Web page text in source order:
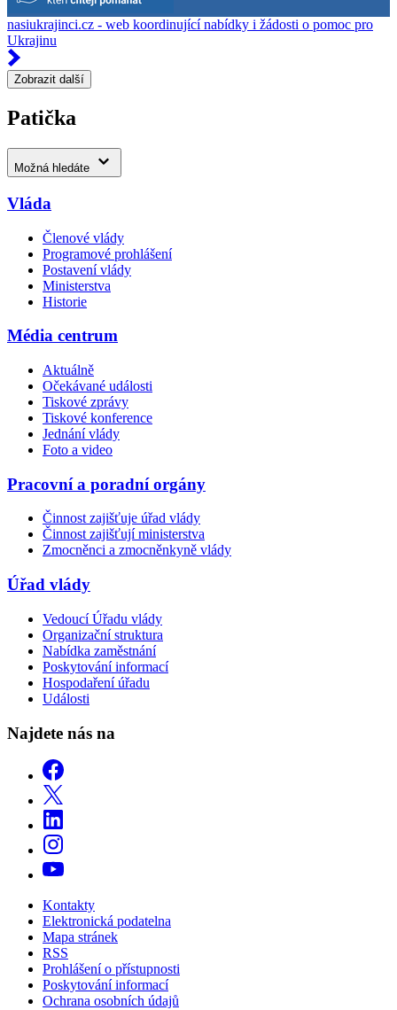
nasiukrajinci.cz - web koordinující nabídky i žádosti o pomoc pro
Ukrajinu
Zobrazit další
Patička
Možná hledáte
Vláda
Členové vlády
Programové prohlášení
Postavení vlády
Ministerstva
Historie
Média centrum
Aktuálně
Očekávané události
Tiskové zprávy
Tiskové konference
Jednání vlády
Foto a video
Pracovní a poradní orgány
Činnost zajišťuje úřad vlády
Činnost zajišťují ministerstva
Zmocněnci a zmocněnkyně vlády
Úřad vlády
Vedoucí Úřadu vlády
Organizační struktura
Nabídka zaměstnání
Poskytování informací
Hospodaření úřadu
Události
Najdete nás na
Kontakty
Elektronická podatelna
Mapa stránek
RSS
Prohlášení o přístupnosti
Poskytování informací
Ochrana osobních údajů